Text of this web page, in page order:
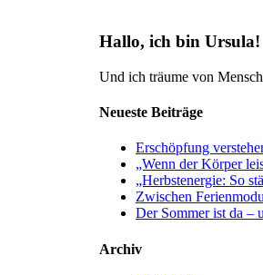
Hallo, ich bin Ursula!
Und ich träume von
Neueste Beiträge
Erschöpfung
„Wenn der Körper
„Herbstenergie: So
Zwischen
Der Sommer ist da –
Archiv